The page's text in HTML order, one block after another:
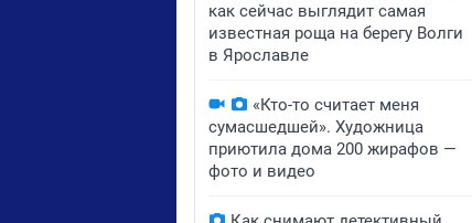
как сейчас выглядит самая
известная роща на берегу Волги
в Ярославле
«Кто-то считает меня
сумасшедшей». Художница
приютила дома 200 жирафов —
фото и видео